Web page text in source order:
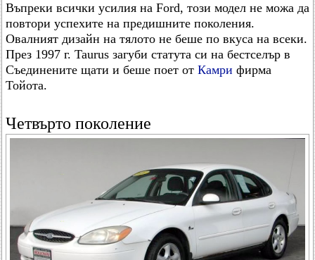
Въпреки всички усилия на Ford, този модел не можа да
повтори успехите на предишните поколения.
Овалният дизайн на тялото не беше по вкуса на всеки.
През 1997 г. Taurus загуби статута си на бестселър в
Съединените щати и беше поет от Камри фирма
Тойота.
Четвърто поколение